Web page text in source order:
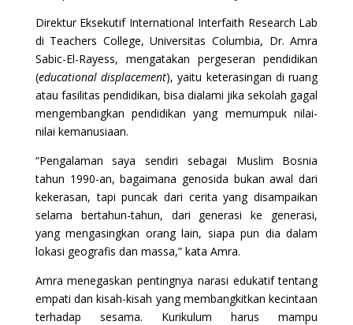
Direktur Eksekutif International Interfaith Research Lab
di Teachers College, Universitas Columbia, Dr. Amra
Sabic-El-Rayess, mengatakan pergeseran pendidikan
(educational displacement), yaitu keterasingan di ruang
atau fasilitas pendidikan, bisa dialami jika sekolah gagal
mengembangkan pendidikan yang memumpuk nilai-
nilai kemanusiaan.
“Pengalaman saya sendiri sebagai Muslim Bosnia
tahun 1990-an, bagaimana genosida bukan awal dari
kekerasan, tapi puncak dari cerita yang disampaikan
selama bertahun-tahun, dari generasi ke generasi,
yang mengasingkan orang lain, siapa pun dia dalam
lokasi geografis dan massa,” kata Amra.
Amra menegaskan pentingnya narasi edukatif tentang
empati dan kisah-kisah yang membangkitkan kecintaan
terhadap sesama. Kurikulum harus mampu